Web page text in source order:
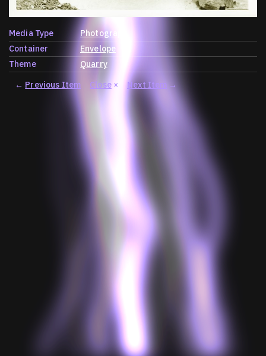
Media Type
Photograph
Container
Envelope
Theme
Quarry
← Previous Item Close× Next Item →